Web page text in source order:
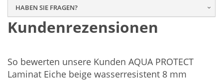
HABEN SIE FRAGEN?
Kundenrezensionen
So bewerten unsere Kunden AQUA PROTECT
Laminat Eiche beige wasserresistent 8 mm